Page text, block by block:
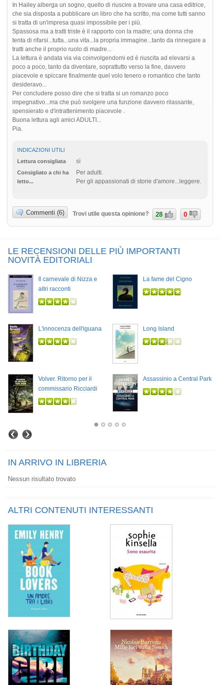
In Hailey alberga un sogno, quello di riuscire a trovare una casa editrice,
che sia disposta a pubblicare un libro che ha scritto, ma come tutti sanno
si tratta di un'impresa quasi impossibile per i più.
Spassosa ma a tratti triste è il rapporto con la madre; una donna che
tenta di rifarsi...tutta...una vita...la propria immagine...tanto da rinnegare a
tratti anche il proprio ruolo di madre...
La lettura è andata via via coinvolgendomi ed è riuscita ad elevarsi a
poco a poco, tanto da diventare, soprattutto verso la fine, davvero
piacevole e spiccare finalmente quel volo tenero e romantico che tanto
desideravo...
Per concludere posso dire che si tratta si un romanzo poco
impegnativo...ma che può svolgere una funzione davvero rilassante,
spensierato e d'intrattenimento piacevole .
Buona lettura agli amici ADULTI...
Pia.
INDICAZIONI UTILI
Lettura consigliata
sì
Consigliato a chi ha
letto...
Per adulti.
Per gli appassionati di storie d'amore...leggere.
Commenti (6) Trovi utile questa opinione? 28 0
LE RECENSIONI DELLE PIÙ IMPORTANTI
NOVITÀ EDITORIALI
Il carnevale di Nizza e
altri racconti
La fame del Cigno
L'innocenza dell'iguana Long Island
Volver. Ritorno per il
commissario Ricciardi
Assassinio a Central Park
IN ARRIVO IN LIBRERIA
Nessun risultato trovato
ALTRI CONTENUTI INTERESSANTI